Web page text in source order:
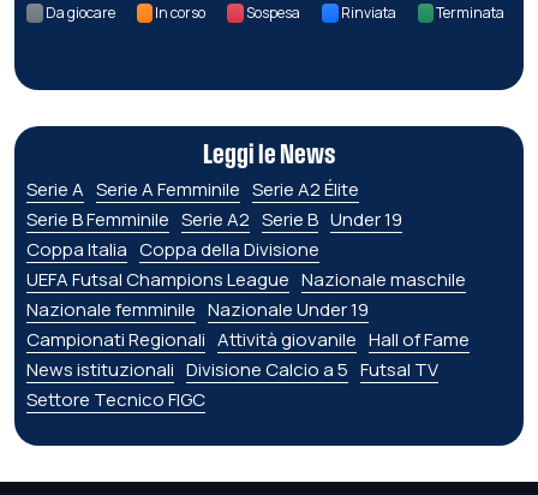
Da giocare In corso Sospesa Rinviata Terminata
Leggi le News
Serie A Serie A Femminile Serie A2 Élite
Serie B Femminile Serie A2 Serie B Under 19
Coppa Italia Coppa della Divisione
UEFA Futsal Champions League Nazionale maschile
Nazionale femminile Nazionale Under 19
Campionati Regionali Attività giovanile Hall of Fame
News istituzionali Divisione Calcio a 5 Futsal TV
Settore Tecnico FIGC